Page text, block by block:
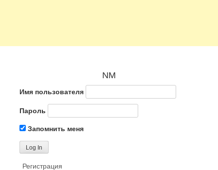
NM
Имя пользователя
Пароль
Запомнить меня
Регистрация